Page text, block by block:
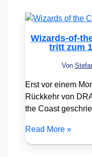
Wizards-of-
tritt zum
Von
Erst vor einem
Rückkehr von
the Coast
Read More »